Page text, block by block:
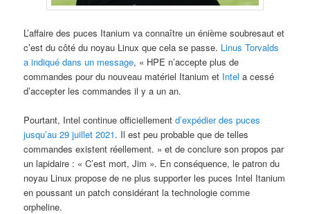
L’affaire des puces Itanium va connaître un énième soubresaut et
c’est du côté du noyau Linux que cela se passe. Linus Torvalds
a indiqué dans un message, « HPE n’accepte plus de
commandes pour du nouveau matériel Itanium et Intel a cessé
d’accepter les commandes il y a un an.
Pourtant, Intel continue officiellementd’expédier des puces
jusqu’au 29 juillet 2021. Il est peu probable que de telles
commandes existent réellement. » et de conclure son propos par
un lapidaire : « C’est mort, Jim ». En conséquence, le patron du
noyau Linux propose de ne plus supporter les puces Intel Itanium
en poussant un patch considérant la technologie comme
orpheline.